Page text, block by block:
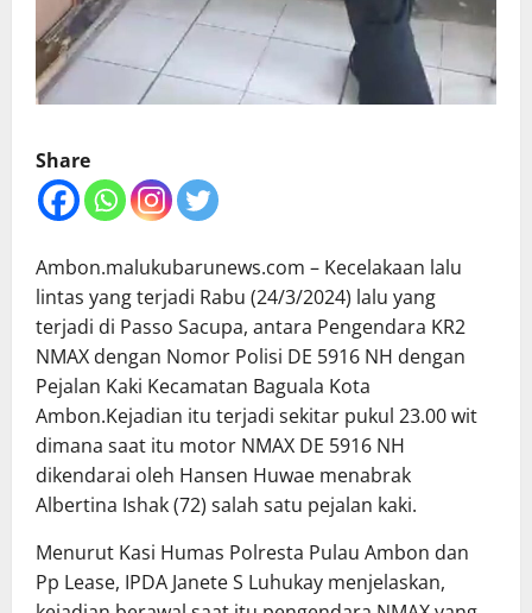
Share
Ambon.malukubarunews.com – Kecelakaan lalu
lintas yang terjadi Rabu (24/3/2024) lalu yang
terjadi di Passo Sacupa, antara Pengendara KR2
NMAX dengan Nomor Polisi DE 5916 NH dengan
Pejalan Kaki Kecamatan Baguala Kota
Ambon.Kejadian itu terjadi sekitar pukul 23.00 wit
dimana saat itu motor NMAX DE 5916 NH
dikendarai oleh Hansen Huwae menabrak
Albertina Ishak (72) salah satu pejalan kaki.
Menurut Kasi Humas Polresta Pulau Ambon dan
Pp Lease, IPDA Janete S Luhukay menjelaskan,